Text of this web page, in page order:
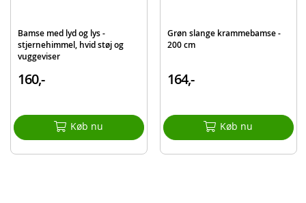
Bamse med lyd og lys -
stjernehimmel, hvid støj og
vuggeviser
160,-
Køb nu
Grøn slange krammebamse -
200 cm
164,-
Køb nu